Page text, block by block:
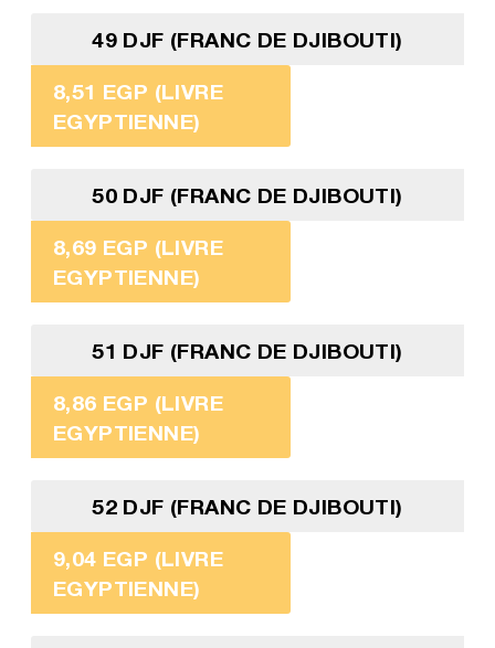
49 DJF (FRANC DE DJIBOUTI)
8,51 EGP (LIVRE
EGYPTIENNE)
50 DJF (FRANC DE DJIBOUTI)
8,69 EGP (LIVRE
EGYPTIENNE)
51 DJF (FRANC DE DJIBOUTI)
8,86 EGP (LIVRE
EGYPTIENNE)
52 DJF (FRANC DE DJIBOUTI)
9,04 EGP (LIVRE
EGYPTIENNE)